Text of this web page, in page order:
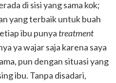
di sisi yang sama kok;
yang terbaik untuk buah
ibu punya treatment
ya wajar saja karena saya
pun dengan situasi yang
ibu. Tanpa disadari,